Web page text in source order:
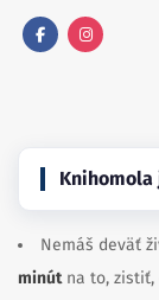
Nemáš deväť
minútna to, zistiť,